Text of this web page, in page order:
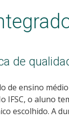
de
de ensino
o aluno
escolhido. A